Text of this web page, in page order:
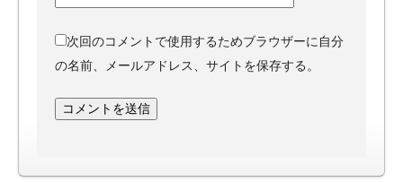
次回のコメントで使用するためブラウザーに自分
の名前、メールアドレス、サイトを保存する。